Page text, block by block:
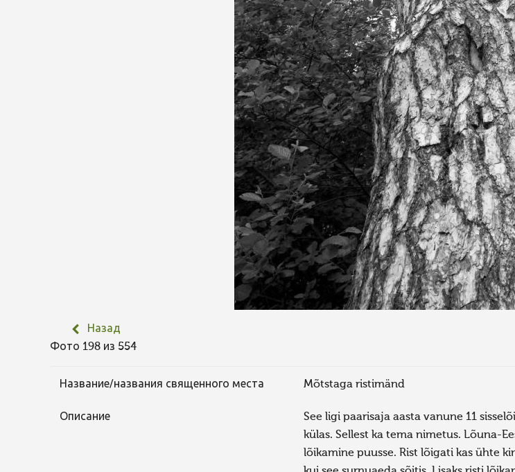
Назад
Фото 198 из 554
Название/названия священного места Mõtstaga ristimänd
Описание
See ligi paarisaja aasta vanune 11
külas. Sellest ka tema nimetus. Lõuna-
lõikamine puusse. Rist lõigati kas ühte